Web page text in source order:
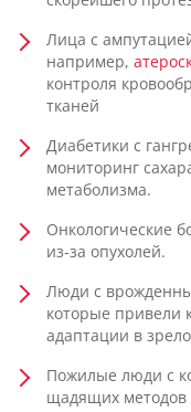
Лица с
например,
контроля
тканей
Диабетики с
мониторинг
метаболизма.
Онкологические
из-за опухолей.
Люди с
которые привели
адаптации в
Пожилые люди с
щадящих методов